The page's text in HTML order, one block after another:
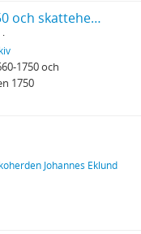
Ödehemman 1660-1750 och skattehemman i Umeå socken 1750
1750 och
1750
Johannes Eklund